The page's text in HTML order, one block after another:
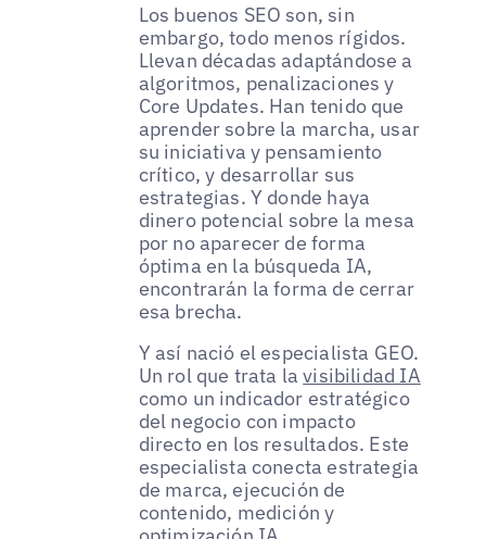
Los buenos SEO son, sin
embargo, todo menos rígidos.
Llevan décadas adaptándose a
algoritmos, penalizaciones y
Core Updates. Han tenido que
aprender sobre la marcha, usar
su iniciativa y pensamiento
crítico, y desarrollar sus
estrategias. Y donde haya
dinero potencial sobre la mesa
por no aparecer de forma
óptima en la búsqueda IA,
encontrarán la forma de cerrar
esa brecha.
Y así nació el especialista GEO.
Un rol que trata lavisibilidad IA
como un indicador estratégico
del negocio con impacto
directo en los resultados. Este
especialista conecta estrategia
de marca, ejecución de
contenido, medición y